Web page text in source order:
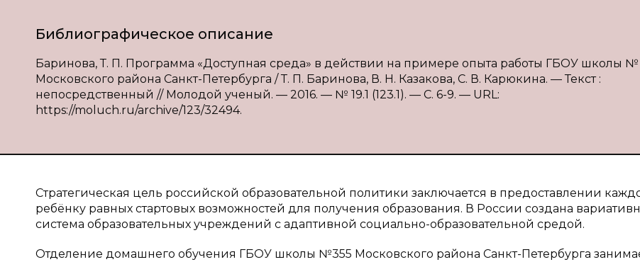
Библиографическое описание
Баринова, Т. П. Программа «Доступная среда» в действии на примере опыта работы ГБОУ школы №
Московского района Санкт-Петербурга / Т. П. Баринова, В. Н. Казакова, С. В. Карюкина. — Текст :
непосредственный // Молодой ученый. — 2016. — № 19.1 (123.1). — С. 6-9. — URL:
https://moluch.ru/archive/123/32494.
Стратегическая цель российской образовательной политики заключается в предоставлении
ребёнку равных стартовых возможностей для получения образования. В России создана
система образовательных учреждений с адаптивной социально-образовательной средой.
Отделение домашнего обучения ГБОУ школы №355 Московского района Санкт-Петербурга